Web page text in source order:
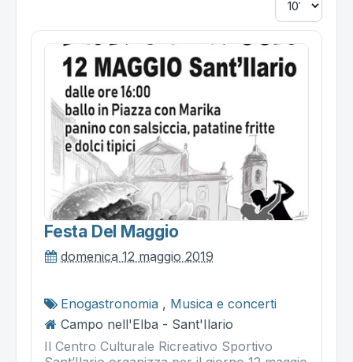
Festa Del Maggio
domenica 12 maggio 2019
Enogastronomia , Musica e concerti
Campo nell'Elba - Sant'Ilario
Il Centro Culturale Ricreativo Sportivo